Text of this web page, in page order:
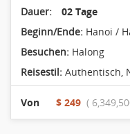
Dauer:
02 Tage
Beginn/Ende: Hanoi /
Besuchen: Halong
Reisestil: Authentisch
Von $ 249 (